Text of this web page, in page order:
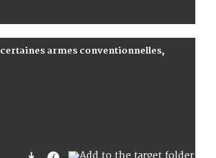
armes conventionnelles,